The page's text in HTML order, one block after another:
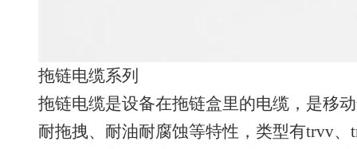
拖链电缆系列
拖链电缆是设备在拖链盒里的电缆，是移
耐拖拽、耐油耐腐蚀等特性，类型有trvv